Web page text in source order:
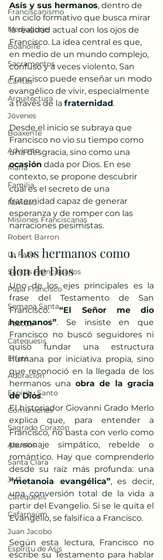
Franciscanismo
Medjugorje
BoanoiTe
Sacramentos
Cáritas
Arquitectura
Jóvenes
BoaxenTe
Adviento
María
Familia
Navidad
Misiones Franciscanas
Robert Barron
La Faba
Santos Franciscanos
Papa Francisco
Semana Santa
Pascua
Catequesis
Effetá
Adoración
Espíritu Santo
Comuniones
Sagrado Corazón
Abuelos
Santa Clara
JMJ
Catequesis
Cafarnaúm
Juan Jacobo
Espíritu de Asís
Asís y sus hermanos, dentro de
un ciclo formativo que busca mirar
la realidad actual con los ojos de
Francisco. La idea central es que,
en medio de un mundo complejo,
confuso y a veces violento, San
Francisco puede enseñar un modo
evangélico de vivir, especialmente
a través de la fraternidad.
Desde el inicio se subraya que
Francisco no vio su tiempo como
una desgracia, sino como una
ocasión dada por Dios. En ese
contexto, se propone descubrir
cuál es el secreto de una
fraternidad capaz de generar
esperanza y de romper con las
narraciones pesimistas.
1. Los hermanos como
don de Dios
Uno de los ejes principales es la
frase del Testamento de San
Francisco: “El Señor me dio
hermanos”. Se insiste en que
Francisco no buscó seguidores ni
quiso fundar una estructura
humana por iniciativa propia, sino
que reconoció en la llegada de los
hermanos una obra de la gracia
de Dios.
El historiador Giovanni Grado Merlo
explica que, para entender a
Francisco, no basta con verlo como
personaje simpático, rebelde o
romántico. Hay que comprenderlo
“metanoia evangélica”, es decir,
una conversión total de la vida a
partir del Evangelio. Si se le quita el
Evangelio, se falsifica a Francisco.
Según esta lectura, Francisco no
escribe su Testamento para hablar